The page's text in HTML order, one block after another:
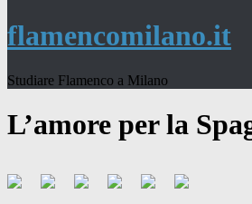
flamencomilano.it
Studiare Flamenco a Milano
L’amore per la